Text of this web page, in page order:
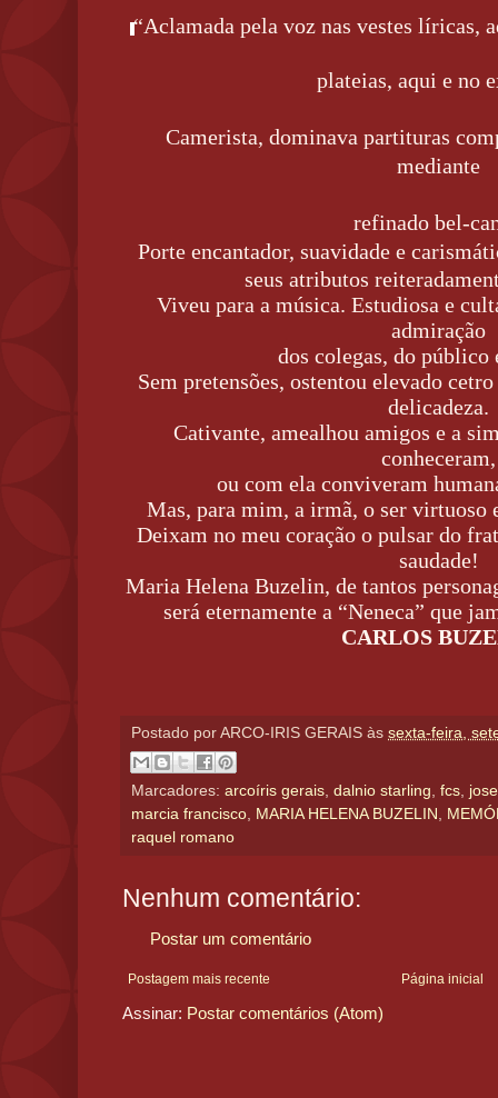
“Aclamada pela voz nas vestes líricas,
plateias, aqui e no
Camerista, dominava partituras
mediante
refinado bel-
Porte encantador, suavidade e
seus atributos
Viveu para a música. Estudiosa e
admiração
dos colegas, do público
Sem pretensões, ostentou elevado
delicadeza.
Cativante, amealhou amigos e a
conheceram,
ou com ela conviveram
Mas, para mim, a irmã, o ser virtuoso
Deixam no meu coração o pulsar do
saudade!
Maria Helena Buzelin, de tantos
será eternamente a “Neneca” que
CARLOS
Postado por ARCO-IRIS GERAIS às sexta-feira,
Marcadores: arcoíris gerais dalnio starling fcs
marcia francisco
MARIA HELENA BUZELIN
raquel romano
Nenhum comentário:
Postar um comentário
Postagem mais recente Página inicial
Assinar: Postar comentários (Atom)